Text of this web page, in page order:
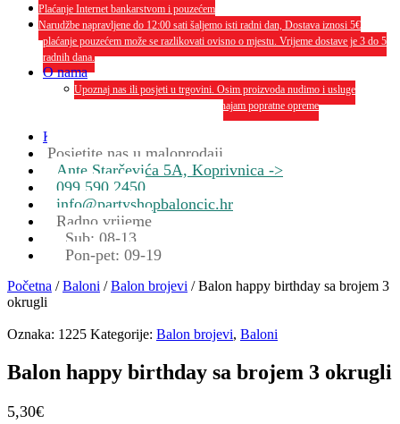
Plaćanje Internet bankarstvom i pouzećem
Narudžbe napravljene do 12:00 sati šaljemo isti radni dan, Dostava iznosi 5€
plaćanje pouzećem može se razlikovati ovisno o mjestu. Vrijeme dostave je 3 do 5
radnih dana.
O nama
Upoznaj nas ili posjeti u trgovini. Osim proizvoda nudimo i usluge
dekoriranja interijera i eksterija te najam popratne opreme
Kontakt
Posjetite nas u maloprodaji
Ante Starčevića 5A, Koprivnica ->
099 590 2450
info@partyshopbaloncic.hr
Radno vrijeme
Sub: 08-13
Pon-pet: 09-19
Početna /Baloni /Balon brojevi / Balon happy birthday sa brojem 3
okrugli
Oznaka: 1225 Kategorije: Balon brojevi, Baloni
Balon happy birthday sa brojem 3 okrugli
5,30€